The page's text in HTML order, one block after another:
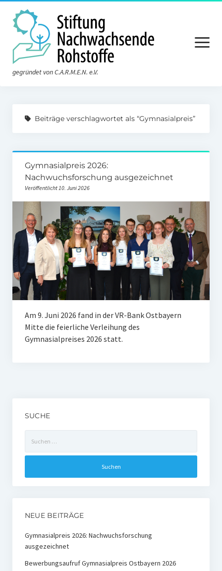
gegründet von C.A.R.M.E.N. e.V.
Menü
öffnen
Die Stiftung
Der Vorstand
Der Stiftungsrat
Satzung
Unser Netzwerk
Unterstützen Sie uns
Datenschutz
Impressum und Disclaimer
Stipendien
Erfahrungsberichte
Aktuelles
Ehemalige Stiftungs-Mitglieder
Hochschulpreis der Stiftung Nachwachsende Rohstoffe
Medienpreis Nachwachsende Rohstoffe
Preisträger
Kontakt
Beiträge verschlagwortet als “Gymnasialpreis”
Gymnasialpreis 2026:
Nachwuchsforschung ausgezeichnet
Veröffentlicht 10. Juni 2026
Am 9. Juni 2026 fand in der VR-Bank Ostbayern
Mitte die feierliche Verleihung des
Gymnasialpreises 2026 statt.
SUCHE
nach:
NEUE BEITRÄGE
Gymnasialpreis 2026: Nachwuchsforschung
ausgezeichnet
Bewerbungsaufruf Gymnasialpreis Ostbayern 2026